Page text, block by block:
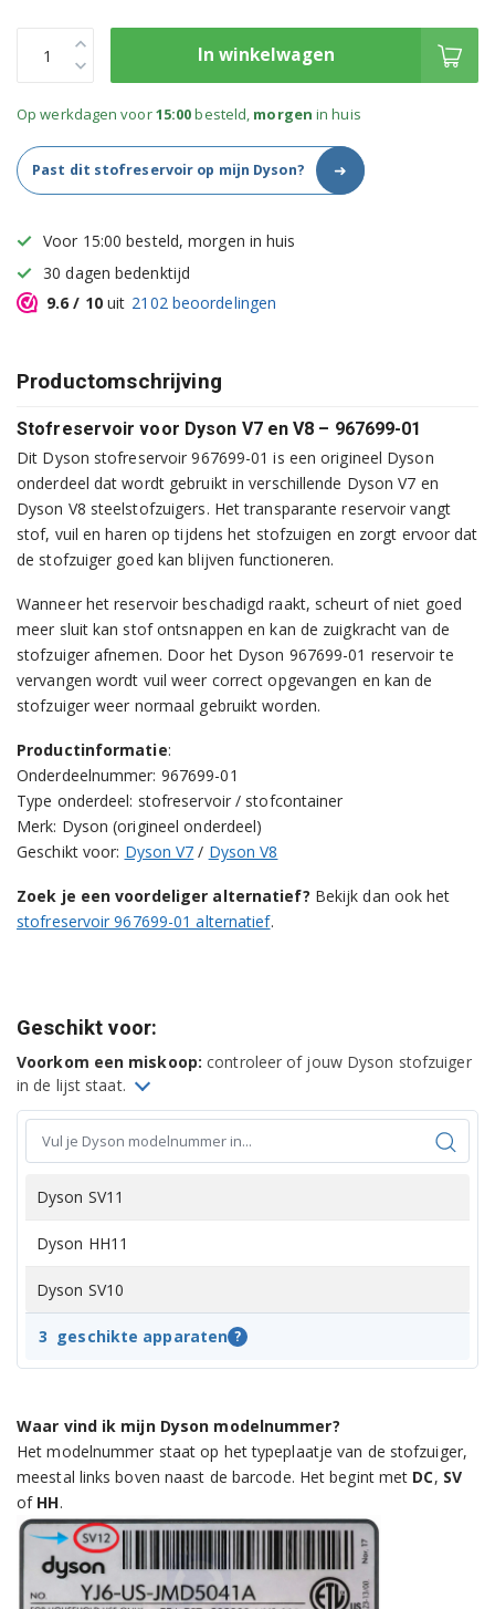
In winkelwagen
Op werkdagen voor15:00besteld, morgen in huis
Past dit stofreservoir op mijn Dyson? ➜
Voor 15:00 besteld, morgen in huis
30 dagen bedenktijd
9.6 / 10uit 2102 beoordelingen
Productomschrijving
Stofreservoir voor Dyson V7 en V8 – 967699-01
Dit Dyson stofreservoir 967699-01 is een origineel Dyson
onderdeel dat wordt gebruikt in verschillende Dyson V7 en
Dyson V8 steelstofzuigers. Het transparante reservoir vangt
stof, vuil en haren op tijdens het stofzuigen en zorgt ervoor dat
de stofzuiger goed kan blijven functioneren.
Wanneer het reservoir beschadigd raakt, scheurt of niet goed
meer sluit kan stof ontsnappen en kan de zuigkracht van de
stofzuiger afnemen. Door het Dyson 967699-01 reservoir te
vervangen wordt vuil weer correct opgevangen en kan de
stofzuiger weer normaal gebruikt worden.
Productinformatie:
Onderdeelnummer: 967699-01
Type onderdeel: stofreservoir / stofcontainer
Merk: Dyson (origineel onderdeel)
Geschikt voor: Dyson V7 / Dyson V8
Zoek je een voordeliger alternatief? Bekijk dan ook het
stofreservoir 967699-01 alternatief.
Geschikt voor:
Voorkom een miskoop: controleer of jouw Dyson stofzuiger
in de lijst staat.
Dyson SV11
Dyson HH11
Dyson SV10
3 geschikte apparaten ?
Waar vind ik mijn Dyson modelnummer?
Het modelnummer staat op het typeplaatje van de stofzuiger,
meestal links boven naast de barcode. Het begint met DC, SV
of HH.